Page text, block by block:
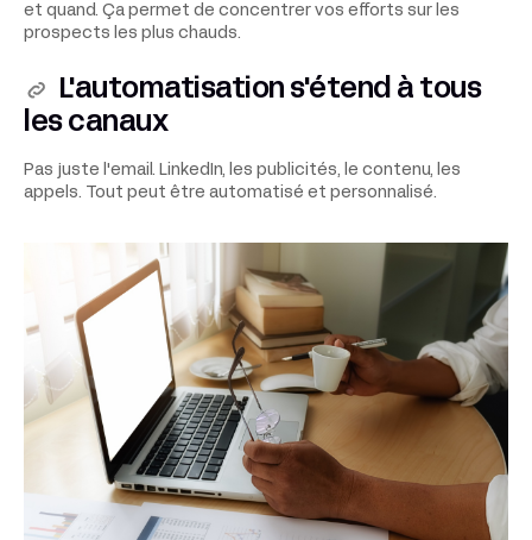
et quand. Ça permet de concentrer vos efforts sur les
prospects les plus chauds.
L'automatisation s'étend à tous
les canaux
Pas juste l'email. LinkedIn, les publicités, le contenu, les
appels. Tout peut être automatisé et personnalisé.